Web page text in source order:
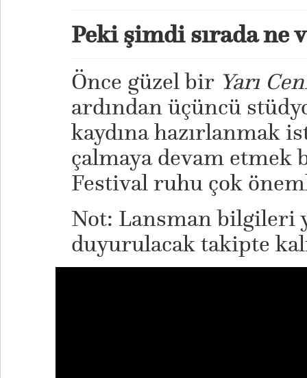
Peki şimdi sırada ne
Önce güzel bir Yarı
ardından üçüncü
kaydına hazırlanmak
çalmaya devam etmek
Festival ruhu çok
Not: Lansman bilgileri
duyurulacak takipte